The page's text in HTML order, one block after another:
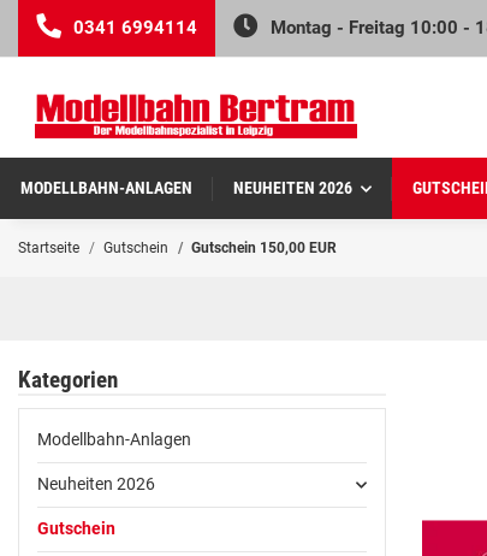
0341 6994114 Montag - Freitag 10:00 -
MODELLBAHN-ANLAGEN NEUHEITEN 2026
Startseite Gutschein Gutschein 150,00 EUR
Kategorien
Modellbahn-Anlagen
Neuheiten 2026
Gutschein